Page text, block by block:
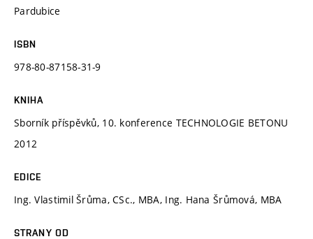
Pardubice
ISBN
978-80-87158-31-9
KNIHA
Sborník příspěvků, 10. konference TECHNOLOGIE BETONU
2012
EDICE
Ing. Vlastimil Šrůma, CSc., MBA, Ing. Hana Šrůmová, MBA
STRANY OD